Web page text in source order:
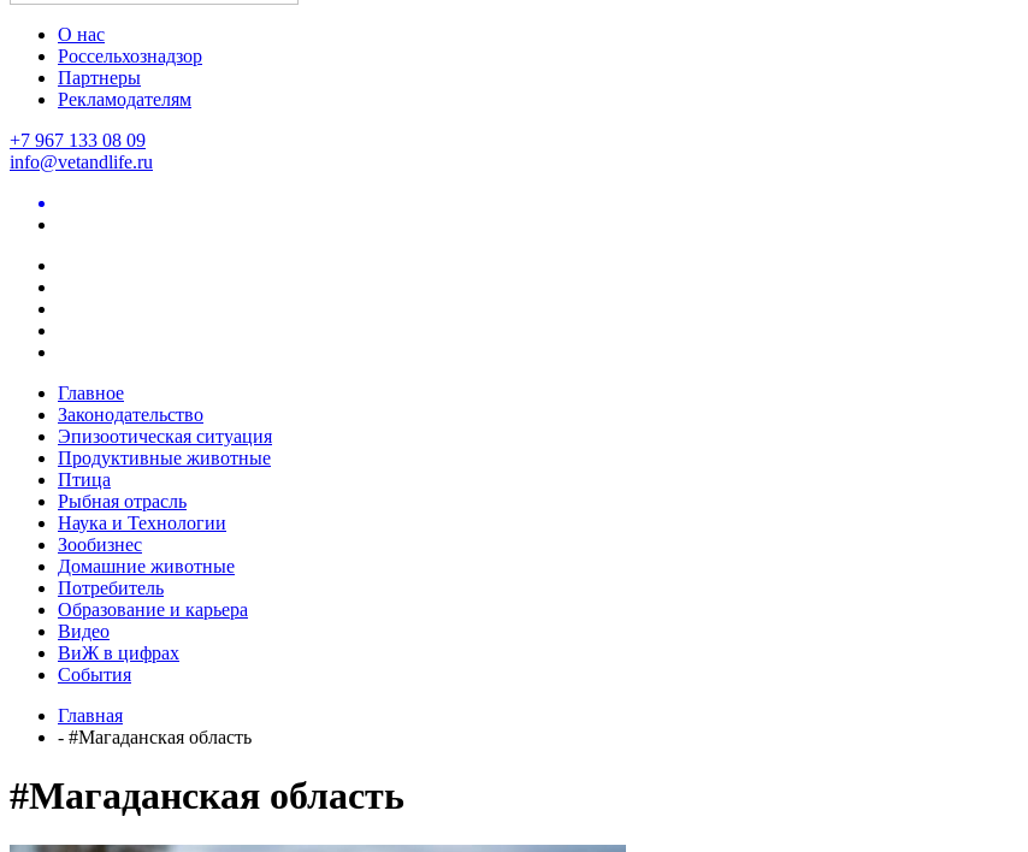
О нас
Россельхознадзор
Партнеры
Рекламодателям
+7 967 133 08 09
info@vetandlife.ru
Главное
Законодательство
Эпизоотическая ситуация
Продуктивные животные
Птица
Рыбная отрасль
Наука и Технологии
Зообизнес
Домашние животные
Потребитель
Образование и карьера
Видео
ВиЖ в цифрах
События
Главная
- #Магаданская область
#Магаданская область